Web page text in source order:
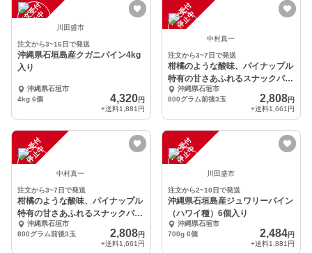
注
文
受
付
停
止
中 川田盛市
注文から3~16日で発送
沖縄県石垣島産クガニパイン4kg
入り
沖縄県石垣市
4kg 6個
4,320円
+送料1,881円
注
文
受
付
停
止
中
中村真一
注文から3~7日で発送
柑橘のような酸味、パイナップル
特有の甘さあふれるスナックパイ
ン 沖縄県石垣市
800グラム前後3玉
2,808円
+送料1,661円
注
文
受
付
停
止
中
中村真一
注文から3~7日で発送
柑橘のような酸味、パイナップル
特有の甘さあふれるスナックパイ
ン 沖縄県石垣市
800グラム前後3玉
2,808円
+送料1,661円
注
文
受
付
停
止
中
川田盛市
注文から2~10日で発送
沖縄県石垣島産ジュワリーパイン
（ハワイ種）6個入り
沖縄県石垣市
700g 6個
2,484円
+送料1,881円